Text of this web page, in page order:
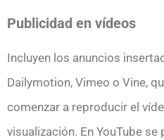
Publicidad en vídeos
Incluyen los anuncios
Dailymotion, Vimeo o Vine,
comenzar a reproducir el
visualización. En YouTube